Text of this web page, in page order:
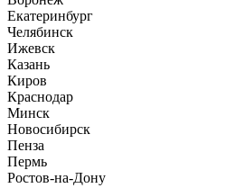
Екатеринбург
Челябинск
Ижевск
Казань
Киров
Краснодар
Минск
Новосибирск
Пенза
Пермь
Ростов-на-Дону